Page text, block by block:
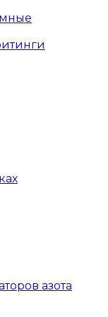
азота